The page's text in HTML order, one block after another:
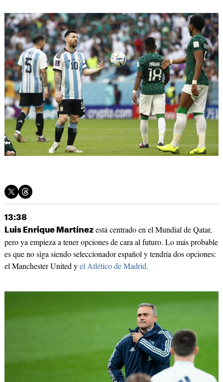
13:38
Luis Enrique Martínezestá centrado en el Mundial de Qatar,
pero ya empieza a tener opciones de cara al futuro. Lo más probable
es que no siga siendo seleccionador español y tendría dos opciones:
el Manchester United yel Atlético de Madrid.